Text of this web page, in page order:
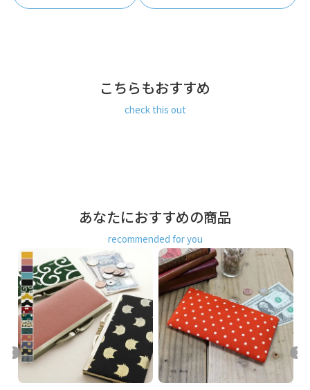
こちらもおすすめ
check this out
あなたにおすすめの商品
recommended for you